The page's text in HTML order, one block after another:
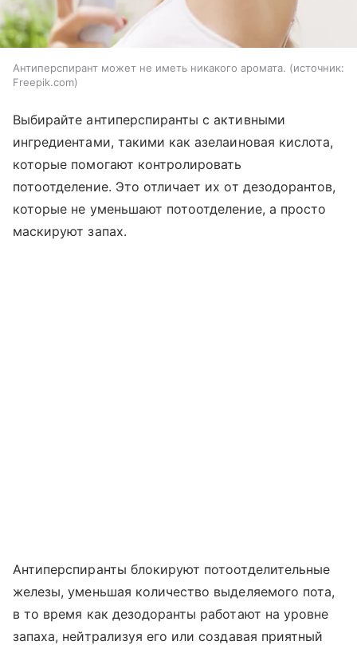
Антиперспирант может не иметь никакого аромата.
источник:
Freepik.com
Выбирайте антиперспиранты с активными
ингредиентами, такими как азелаиновая кислота,
которые помогают контролировать
потоотделение. Это отличает их от дезодорантов,
которые не уменьшают потоотделение, а просто
маскируют запах.
Антиперспиранты блокируют потоотделительные
железы, уменьшая количество выделяемого пота,
в то время как дезодоранты работают на уровне
запаха, нейтрализуя его или создавая приятный